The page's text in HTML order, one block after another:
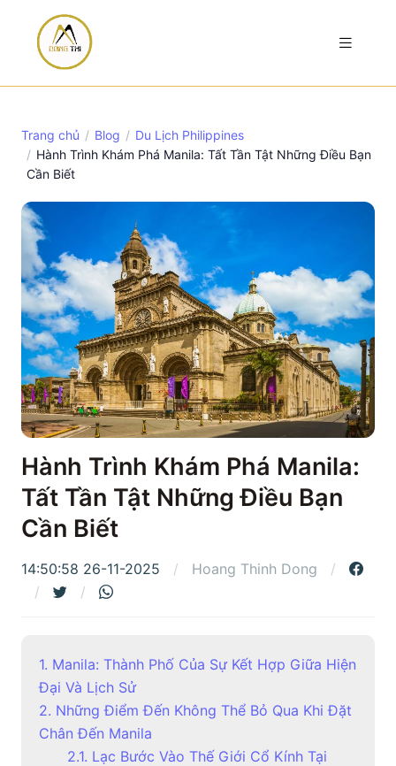
Trang chủ Blog
Du Lịch Philippines
Hành Trình Khám Phá Manila: Tất Tần Tật Những Điều Bạn
Cần Biết
Hành Trình Khám Phá Manila:
Tất Tần Tật Những Điều Bạn
Cần Biết
14:50:58 26-11-2025 Hoang Thinh Dong
1. Manila: Thành Phố Của Sự Kết Hợp Giữa Hiện
Đại Và Lịch Sử
2. Những Điểm Đến Không Thể Bỏ Qua Khi Đặt
Chân Đến Manila
2.1. Lạc Bước Vào Thế Giới Cổ Kính Tại